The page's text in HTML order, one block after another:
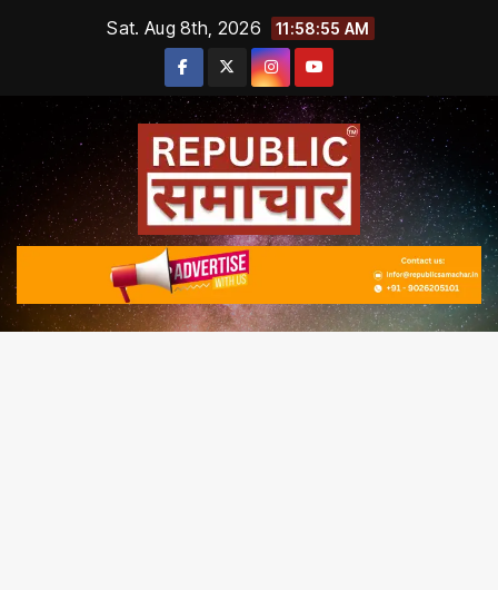
Sat. Aug 8th, 2026 11:58:55 AM